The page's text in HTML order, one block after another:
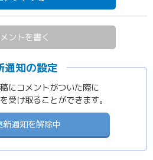
ントを書く
通知の設定
にコメントがついた際に
受け取ることができます。
新通知を解除中